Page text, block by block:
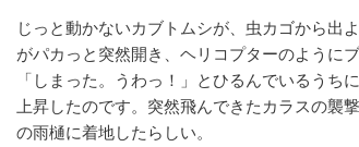
じっと動かないカブトムシが、虫カゴから出
がパカっと突然開き、ヘリコプターのように
「しまった。うわっ！」とひるんでいるうち
上昇したのです。突然飛んできたカラスの襲
の雨樋に着地したらしい。